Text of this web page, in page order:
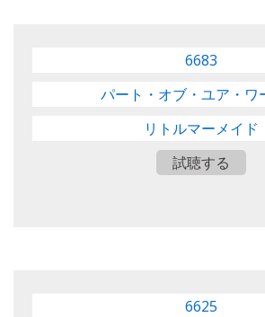
6683
パート・オブ・ユア・ワ
リトルマーメイド
試聴する
6625